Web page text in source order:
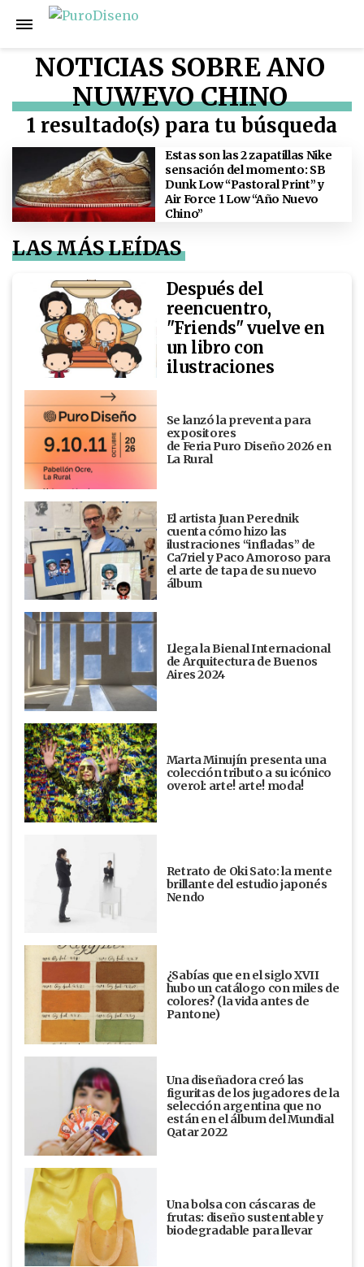
NOTICIAS SOBRE ANO
NUWEVO CHINO
1 resultado(s) para tu búsqueda
Estas son las 2 zapatillas Nike
sensación del momento: SB
Dunk Low “Pastoral Print” y
Air Force 1 Low “Año Nuevo
Chino”
LAS MÁS LEÍDAS
Después del
reencuentro,
"Friends" vuelve en
un libro con
ilustraciones
Se lanzó la preventa para
expositores
de Feria Puro Diseño 2026 en
La Rural
El artista Juan Perednik
cuenta cómo hizo las
ilustraciones “infladas” de
Ca7riel y Paco Amoroso para
el arte de tapa de su nuevo
álbum
Llega la Bienal Internacional
de Arquitectura de Buenos
Aires 2024
Marta Minujín presenta una
colección tributo a su icónico
overol: arte! arte! moda!
Retrato de Oki Sato: la mente
brillante del estudio japonés
Nendo
¿Sabías que en el siglo XVII
hubo un catálogo con miles de
colores? (la vida antes de
Pantone)
Una diseñadora creó las
figuritas de los jugadores de la
selección argentina que no
están en el álbum del Mundial
Qatar 2022
Una bolsa con cáscaras de
frutas: diseño sustentable y
biodegradable para llevar